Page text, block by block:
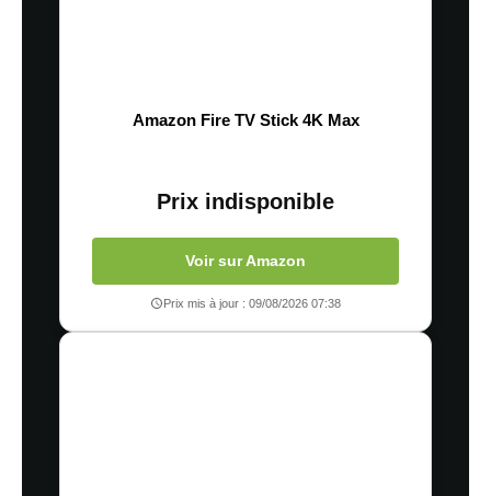
Amazon Fire TV Stick 4K Max
Prix indisponible
Voir sur Amazon
Prix mis à jour : 09/08/2026 07:38